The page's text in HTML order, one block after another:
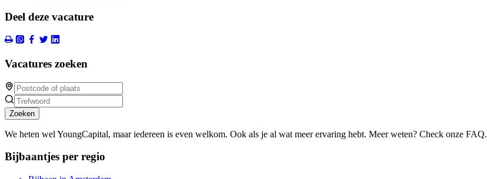
Deel deze vacature
Vacatures zoeken
Zoeken
We heten wel YoungCapital, maar iedereen is even welkom. Ook als je al wat meer ervaring hebt. Meer weten? Check onze FAQ.
Bijbaantjes per regio